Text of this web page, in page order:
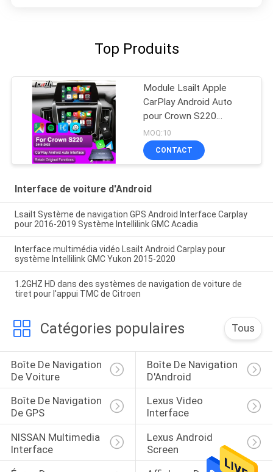
Top Produits
Module Lsailt Apple
CarPlay Android Auto
pour Crown S220
GSW224 2018-2022
Intégration Réplication
de téléphone portable,
MOQ:10
CONTACT
Interface de voiture d'Android
Lsailt Système de navigation GPS Android Interface Carplay
pour 2016-2019 Système Intellilink GMC Acadia
Interface multimédia vidéo Lsailt Android Carplay pour
système Intellilink GMC Yukon 2015-2020
1.2GHZ HD dans des systèmes de navigation de voiture de
tiret pour l'appui TMC de Citroen
Catégories populaires Tous
Boîte De Navigation
De Voiture
Boîte De Navigation
D'Android
Boîte De Navigation
De GPS
Lexus Video
Interface
NISSAN Multimedia
Interface
Lexus Android
Screen